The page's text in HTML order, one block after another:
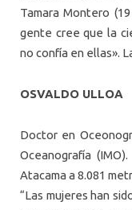
Tamara Montero
gente cree que la
no confía en ellas».
OSVALDO ULLOA
Doctor en
Oceanografía
Atacama a 8.081
“Las mujeres han